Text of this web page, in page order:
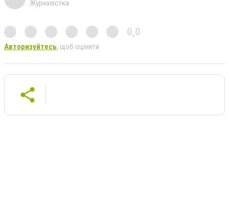
Журналістка
0,0
Авторизуйтесь, щоб оцінити